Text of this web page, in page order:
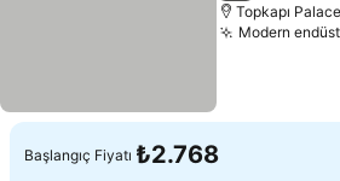
Topkapı
Modern
Başlangıç Fiyatı ₺2.768